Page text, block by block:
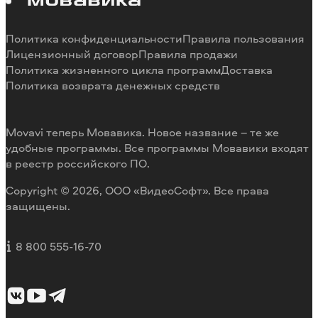
Способы оплаты
Возврат средств
Отзывы пользователей
Разработка видеоредактора под заказ
Movavi теперь Мовавика. Новое название – те же
удобные программы. Все программы Мовавики входят
в реестр российского ПО.
Copyright © 2026, ООО «ВидеоСофт». Все права
защищены.
8 800 555-16-70
Политика конфиденциальностиПравила пользования
Лицензионный договорПравила продажи
Политика жизненного цикла программДоставка
Политика возврата денежных средств